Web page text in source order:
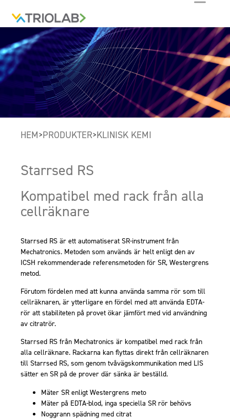
HEM>PRODUKTER>KLINISK KEMI
Starrsed RS
Kompatibel med rack från alla
cellräknare
Starrsed RS är ett automatiserat SR-instrument från
Mechatronics. Metoden som används är helt enligt den av
ICSH rekommenderade referensmetoden för SR, Westergrens
metod.
Förutom fördelen med att kunna använda samma rör som till
cellräknaren, är ytterligare en fördel med att använda EDTA-
rör att stabiliteten på provet ökar jämfört med vid användning
av citratrör.
Starrsed RS från Mechatronics är kompatibel med rack från
alla cellräknare. Rackarna kan flyttas direkt från cellräknaren
till Starrsed RS, som genom tvåvägskommunikation med LIS
sätter en SR på de prover där sänka är beställd.
Mäter SR enligt Westergrens meto
Mäter på EDTA-blod, inga speciella SR rör behövs
Noggrann spädning med citrat